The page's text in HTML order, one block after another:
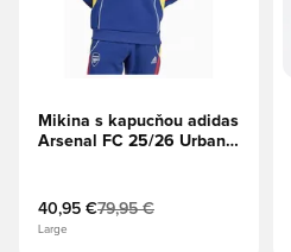
Mikina s kapucňou adidas
Arsenal FC 25/26 Urban
40,95 €79,95 €
Large